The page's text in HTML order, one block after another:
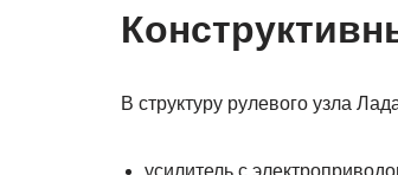
В структуру рулевого узла